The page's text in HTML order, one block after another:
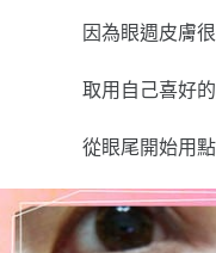
因為眼週皮膚
取用自己喜好
從眼尾開始用